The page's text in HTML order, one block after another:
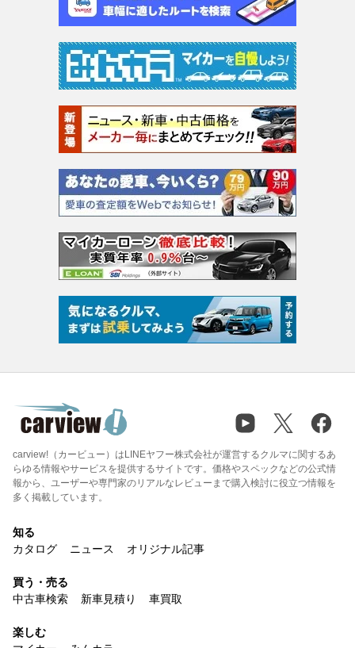
carview!（カービュー）はLINEヤフー株式会社が運営するクルマに関するあ
らゆる情報やサービスを提供するサイトです。価格やスペックなどの公式情
報から、ユーザーや専門家のリアルなレビューまで購入検討に役立つ情報を
多く掲載しています。
知る
カタログ
ニュース オリジナル記事
買う・売る
中古車検索
新車見積り 車買取
楽しむ